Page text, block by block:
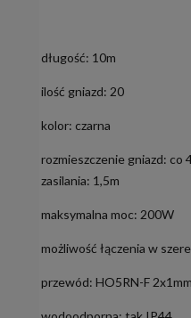
długość: 10m
ilość gniazd: 20
kolor: czarna
rozmieszczenie gniazd: co
zasilania: 1,5m
maksymalna moc: 200W
możliwość łączenia w
przewód: HO5RN-F 2x1mm